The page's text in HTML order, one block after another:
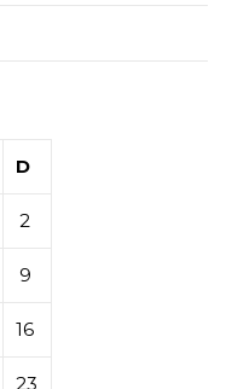
D
2
9
16
23